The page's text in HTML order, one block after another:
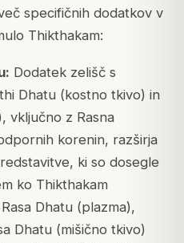
specifičnih dodatkov v
Thikthakam:
Dodatek zelišč s
Dhatu (kostno tkivo) in
vključno z Rasna
korenin, razširja
ki so dosegle
ko Thikthakam
Dhatu (plazma),
Dhatu (mišično tkivo)